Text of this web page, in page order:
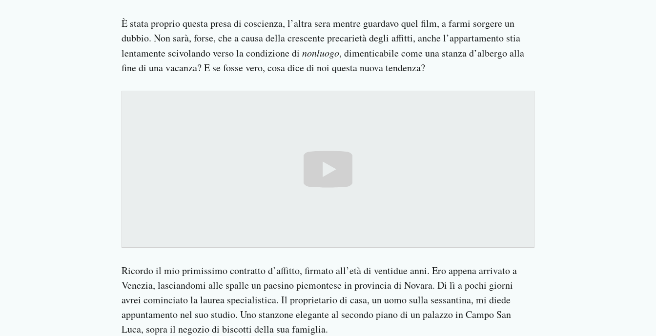
È stata proprio questa presa di coscienza, l’altra sera mentre guardavo quel film, a farmi sorgere un
dubbio. Non sarà, forse, che a causa della crescente precarietà degli affitti, anche l’appartamento stia
lentamente scivolando verso la condizione di nonluogo, dimenticabile come una stanza d’albergo alla
fine di una vacanza? E se fosse vero, cosa dice di noi questa nuova tendenza?
Ricordo il mio primissimo contratto d’affitto, firmato all’età di ventidue anni. Ero appena arrivato a
Venezia, lasciandomi alle spalle un paesino piemontese in provincia di Novara. Di lì a pochi giorni
avrei cominciato la laurea specialistica. Il proprietario di casa, un uomo sulla sessantina, mi diede
appuntamento nel suo studio. Uno stanzone elegante al secondo piano di un palazzo in Campo San
Luca, sopra il negozio di biscotti della sua famiglia.